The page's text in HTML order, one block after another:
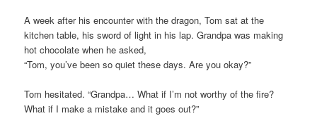
A week after his encounter with the dragon, Tom sat at the
kitchen table, his sword of light in his lap. Grandpa was making
hot chocolate when he asked,
“Tom, you’ve been so quiet these days. Are you okay?”
Tom hesitated. “Grandpa… What if I’m not worthy of the fire?
What if I make a mistake and it goes out?”